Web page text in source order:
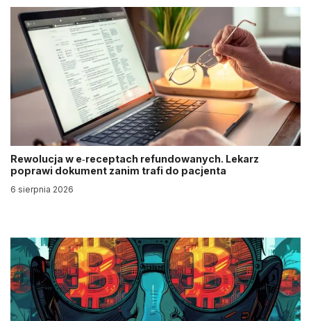
Rewolucja w e‑receptach refundowanych. Lekarz
poprawi dokument zanim trafi do pacjenta
6 sierpnia 2026